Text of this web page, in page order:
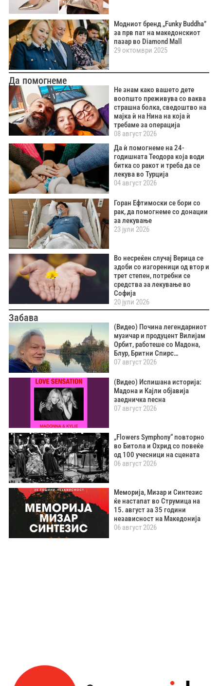
Модниот бренд „Funky Buddha”
за прв пат на македонскиот
пазар во Diamond Mall
29 октомври 2025
Да помогнеме
Не знам како вашето дете
воопшто преживува со ваква
страшна болка, сведоштво на
мајка ѝ на Нина на која ѝ
требаме за операција
08 август 2026
Да ѝ помогнеме на 24-
годишната Теодора која води
битка со ракот и треба да се
лекува во Турција
04 август 2026
Горан Ефтимоски се бори со
рак, да помогнеме со донации
за лекување
23 јули 2026
Во несреќен случај Верица се
здоби со изгореници од втор и
трет степен, потребни се
средства за лекување во
Софија
20 јули 2026
Забава
(Видео) Почина легендарниот
музичар и продуцент Вилијам
Орбит, работеше со Мадона,
Блур, Бритни Спирс…
07 август 2026
(Видео) Испишана историја:
Мадона и Кајли објавија
заедничка песна
07 август 2026
„Flowers Symphony“ повторно
во Битола и Охрид со повеќе
од 100 учесници на сцената
06 август 2026
Меморија, Мизар и Синтезис
ќе настапат во Струмица на
15. август за 35 години
независност на Македонија
06 август 2026